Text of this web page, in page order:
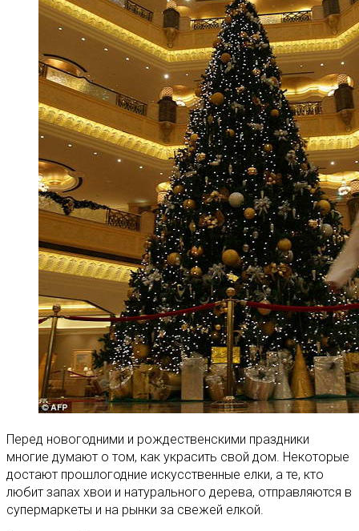
Перед новогодними и рождественскими праздники
многие думают о том, как украсить свой дом. Некоторые
достают прошлогодние искусственные елки, а те, кто
любит запах хвои и натурального дерева, отправляются в
супермаркеты и на рынки за свежей елкой.